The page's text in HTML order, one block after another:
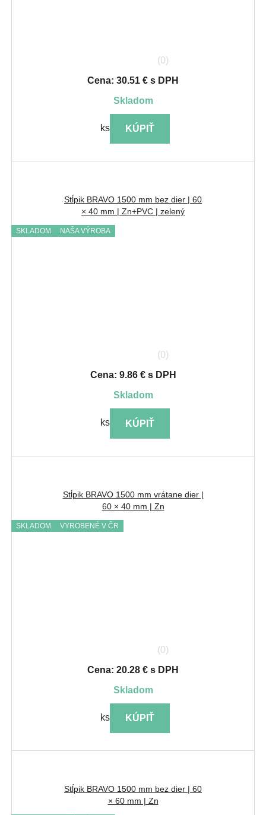
(0)
Cena: 30.51 € s DPH
skladom
ks KÚPIŤ
Stĺpik BRAVO 1500 mm bez dier | 60
× 40 mm | Zn+PVC | zelený
SKLADOM NAŠA VÝROBA
(0)
Cena: 9.86 € s DPH
skladom
ks KÚPIŤ
Stĺpik BRAVO 1500 mm vrátane dier |
60 × 40 mm | Zn
SKLADOM VYROBENÉ V ČR
(0)
Cena: 20.28 € s DPH
skladom
ks KÚPIŤ
Stĺpik BRAVO 1500 mm bez dier | 60
× 60 mm | Zn